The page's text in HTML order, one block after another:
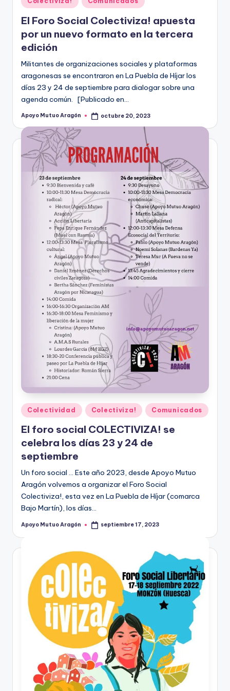
en
El Foro Social Colectiviza! apuesta
por un nuevo formato en la tercera
edición
Militantes de organizaciones sociales y plataformas
aragonesas se encontraron en La Puebla de Híjar los
días 23 y 24 de septiembre para dialogar sobre una
agenda común. [Publicado en…
Publicado
Apoyo Mutuo Aragón octubre 20, 2023
Publicado
en
Colectividad Colectiviza! Comunicados
El foro social COLECTIVIZA! se
celebra los días 23 y 24 de
septiembre
Un foro social ... Este año 2023, desde Apoyo Mutuo
Aragón volvemos a organizar el Foro Social
Colectiviza!, esta vez en La Puebla de Híjar (comarca
Bajo Martín), los días…
Publicado
Apoyo Mutuo Aragón septiembre 17, 2023